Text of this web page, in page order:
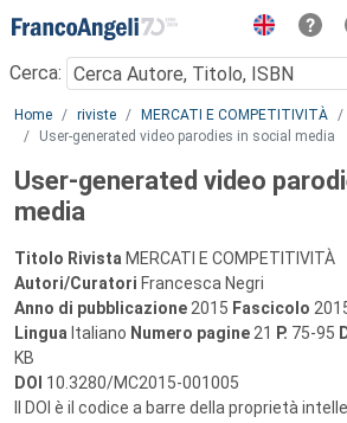
Menu
Cerca:
Main content
Home riviste MERCATI E COMPETITIVITÀ
User-generated video parodies in social media
User-generated video
media
Titolo Rivista MERCATI E COMPETITIVITÀ
Autori/Curatori Francesca Negri
Anno di pubblicazione 2015 Fascicolo
Lingua Italiano Numero pagine 21 P. 75-95
KB
DOI 10.3280/MC2015-001005
Il DOI è il codice a barre della proprietà